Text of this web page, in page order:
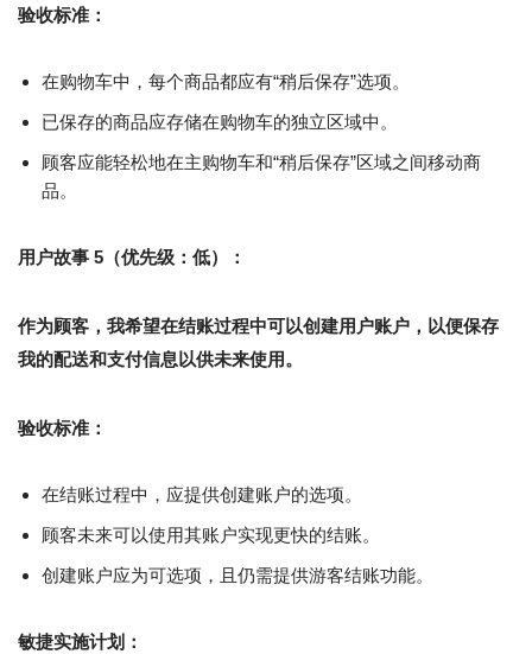
验收标准：
在购物车中，每个商品都应有“稍后保存”选项。
已保存的商品应存储在购物车的独立区域中。
顾客应能轻松地在主购物车和“稍后保存”区域之间移动商
品。
用户故事 5（优先级：低）：
作为顾客，我希望在结账过程中可以创建用户账户，以便保存
我的配送和支付信息以供未来使用。
验收标准：
在结账过程中，应提供创建账户的选项。
顾客未来可以使用其账户实现更快的结账。
创建账户应为可选项，且仍需提供游客结账功能。
敏捷实施计划：